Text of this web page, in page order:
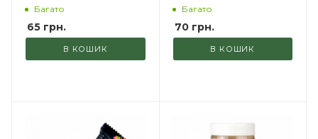
Багато
65 грн.
В КОШИК
Багато
70грн.
В КОШИК